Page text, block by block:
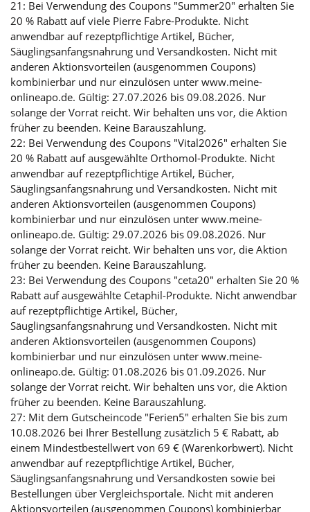
21: Bei Verwendung des Coupons "Summer20" erhalten Sie
20 % Rabatt auf viele Pierre Fabre-Produkte. Nicht
anwendbar auf rezeptpflichtige Artikel, Bücher,
Säuglingsanfangsnahrung und Versandkosten. Nicht mit
anderen Aktionsvorteilen (ausgenommen Coupons)
kombinierbar und nur einzulösen unter www.meine-
onlineapo.de. Gültig: 27.07.2026 bis 09.08.2026. Nur
solange der Vorrat reicht. Wir behalten uns vor, die Aktion
früher zu beenden. Keine Barauszahlung.
22: Bei Verwendung des Coupons "Vital2026" erhalten Sie
20 % Rabatt auf ausgewählte Orthomol-Produkte. Nicht
anwendbar auf rezeptpflichtige Artikel, Bücher,
Säuglingsanfangsnahrung und Versandkosten. Nicht mit
anderen Aktionsvorteilen (ausgenommen Coupons)
kombinierbar und nur einzulösen unter www.meine-
onlineapo.de. Gültig: 29.07.2026 bis 09.08.2026. Nur
solange der Vorrat reicht. Wir behalten uns vor, die Aktion
früher zu beenden. Keine Barauszahlung.
23: Bei Verwendung des Coupons "ceta20" erhalten Sie 20 %
Rabatt auf ausgewählte Cetaphil-Produkte. Nicht anwendbar
auf rezeptpflichtige Artikel, Bücher,
Säuglingsanfangsnahrung und Versandkosten. Nicht mit
anderen Aktionsvorteilen (ausgenommen Coupons)
kombinierbar und nur einzulösen unter www.meine-
onlineapo.de. Gültig: 01.08.2026 bis 01.09.2026. Nur
solange der Vorrat reicht. Wir behalten uns vor, die Aktion
früher zu beenden. Keine Barauszahlung.
27: Mit dem Gutscheincode "Ferien5" erhalten Sie bis zum
10.08.2026 bei Ihrer Bestellung zusätzlich 5 € Rabatt, ab
einem Mindestbestellwert von 69 € (Warenkorbwert). Nicht
anwendbar auf rezeptpflichtige Artikel, Bücher,
Säuglingsanfangsnahrung und Versandkosten sowie bei
Bestellungen über Vergleichsportale. Nicht mit anderen
Aktionsvorteilen (ausgenommen Coupons) kombinierbar